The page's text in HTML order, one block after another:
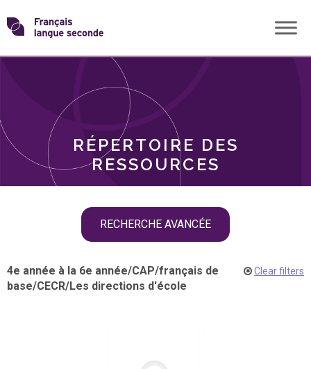
Skip
toTransformons
langue
RÉPERTOIRE DES
RESSOURCES
RECHERCHE AVANCÉE
THÈMES
4e année à la 6e année/CAP/français de
base/CECR/Les directions d'école
Clear filters